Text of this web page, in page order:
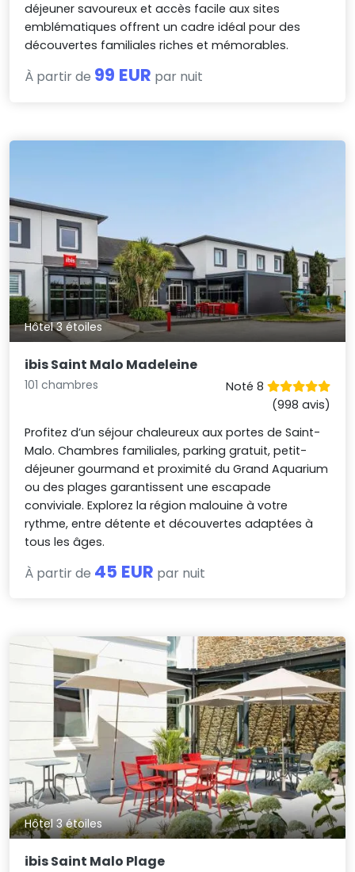
déjeuner savoureux et accès facile aux sites
emblématiques offrent un cadre idéal pour des
découvertes familiales riches et mémorables.
À partir de 99 EUR par nuit
Hôtel 3 étoiles
ibis Saint Malo Madeleine
101 chambres
Noté 8
(998 avis)
Profitez d’un séjour chaleureux aux portes de Saint-
Malo. Chambres familiales, parking gratuit, petit-
déjeuner gourmand et proximité du Grand Aquarium
ou des plages garantissent une escapade
conviviale. Explorez la région malouine à votre
rythme, entre détente et découvertes adaptées à
tous les âges.
À partir de 45 EUR par nuit
Hôtel 3 étoiles
ibis Saint Malo Plage